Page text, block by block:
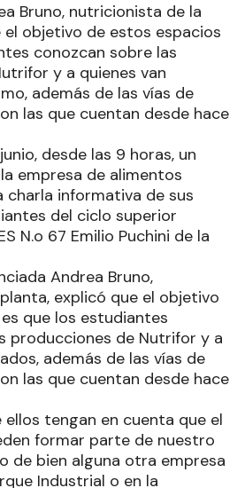
Bruno, nutricionista de la
el objetivo de estos espacios
conozcan sobre las
y a quienes van
además de las vías de
las que cuentan desde hace
desde las 9 horas, un
empresa de alimentos
informativa de sus
del ciclo superior
N.o 67 Emilio Puchini de la
Andrea Bruno,
explicó que el objetivo
que los estudiantes
producciones de Nutrifor y a
además de las vías de
las que cuentan desde hace
ellos tengan en cuenta que el
formar parte de nuestro
de bien alguna otra empresa
Industrial o en la